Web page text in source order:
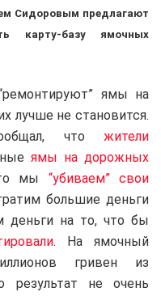
Сидоровым предлагают
карту-базу ямочных
ямы на
лучше не становится.
что жители
ямы на дорожных
мы “убиваем” свои
большие деньги
на то, что бы
. На ямочный
гривен из
результат не очень